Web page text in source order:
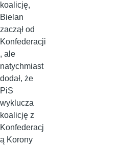
koalicję,
Bielan
zaczął od
Konfederacji
, ale
natychmiast
dodał, że
PiS
wyklucza
koalicję z
Konfederacj
ą Korony